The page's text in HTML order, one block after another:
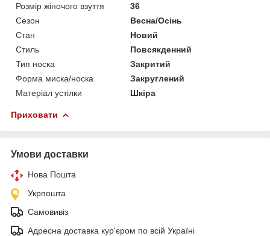
Розмір жіночого взуття
36
Сезон
Весна/Осінь
Стан
Новий
Стиль
Повсякденний
Тип носка
Закритий
Форма миска/носка
Закруглений
Матеріал устілки
Шкіра
Приховати
Умови доставки
Нова Пошта
Укрпошта
Самовивіз
Адресна доставка кур'єром по всій Україні